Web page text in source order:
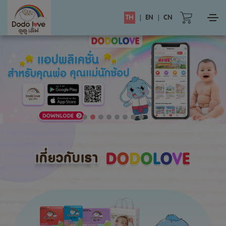
TH | EN | CN
เกี่ยวกับเรา